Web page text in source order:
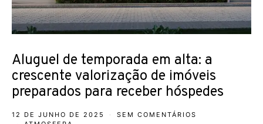
Aluguel de temporada em alta: a
crescente valorização de imóveis
preparados para receber hóspedes
12 DE JUNHO DE 2025
SEM COMENTÁRIOS